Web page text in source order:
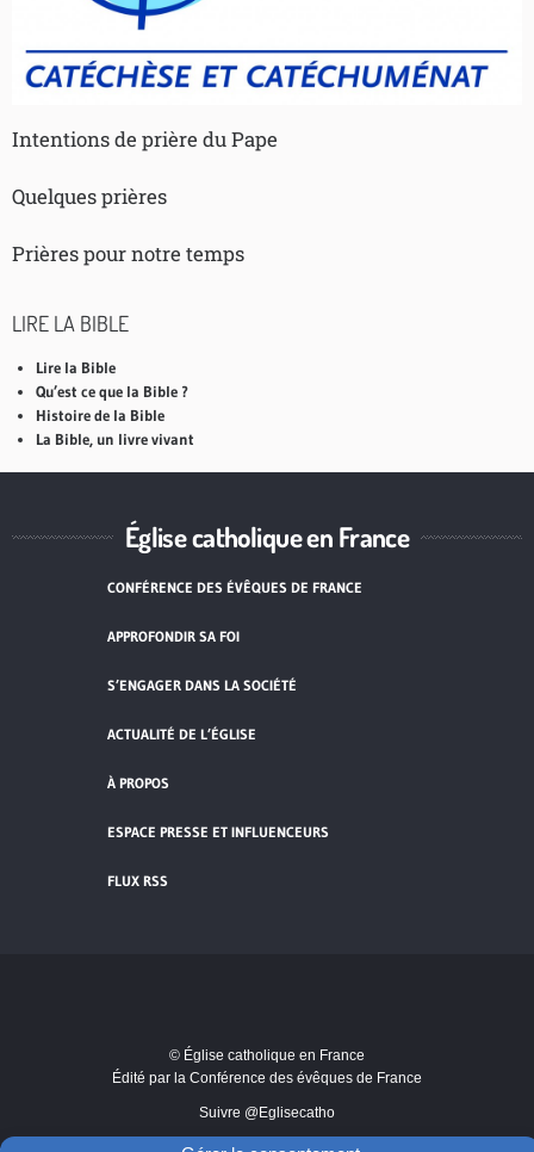
Intentions de prière du Pape
Quelques prières
Prières pour notre temps
LIRE LA BIBLE
Lire la Bible
Qu’est ce que la Bible ?
Histoire de la Bible
La Bible, un livre vivant
Église catholique en France
CONFÉRENCE DES ÉVÊQUES DE FRANCE
APPROFONDIR SA FOI
S’ENGAGER DANS LA SOCIÉTÉ
ACTUALITÉ DE L’ÉGLISE
À PROPOS
ESPACE PRESSE ET INFLUENCEURS
FLUX RSS
contenu.
© Église catholique en France
Édité par la Conférence des évêques de France
Suivre @Eglisecatho